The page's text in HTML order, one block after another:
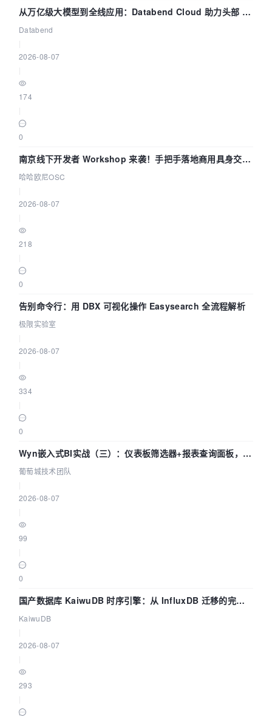
从万亿级大模型到全线应用：Databend Cloud 助力头部 AI
企业构建全链路 Trace 数据管道
Databend
2026-08-07
174
0
南京线下开发者 Workshop 来袭！手把手落地商用具身交互
智能 Agent 应用
哈哈欧尼OSC
2026-08-07
218
0
告别命令行：用 DBX 可视化操作 Easysearch 全流程解析
极限实验室
2026-08-07
334
0
Wyn嵌入式BI实战（三）：仪表板筛选器+报表查询面板，参
数联动全闭环
葡萄城技术团队
2026-08-07
99
0
国产数据库 KaiwuDB 时序引擎：从 InfluxDB 迁移的完整
技术路径
KaiwuDB
2026-08-07
293